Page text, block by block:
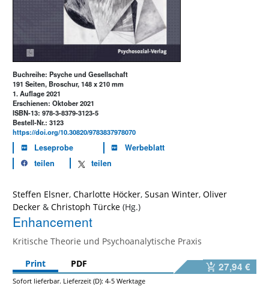
Buchreihe: Psyche und Gesellschaft
191 Seiten, Broschur, 148 x 210 mm
1. Auflage 2021
Erschienen: Oktober 2021
ISBN-13: 978-3-8379-3123-5
Bestell-Nr.: 3123
https://doi.org/10.30820/9783837978070
Leseprobe
Werbeblatt
teilen
teilen
Steffen Elsner, Charlotte Höcker, Susan Winter, Oliver
Decker & Christoph Türcke
Enhancement
Kritische Theorie und Psychoanalytische Praxis
Print
PDF 27,94 €
Sofort lieferbar. Lieferzeit (D): 4-5 Werktage